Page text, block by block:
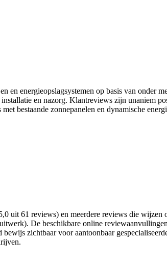
en energieopslagsystemen op basis van onder
en nazorg. Klantreviews zijn unaniem
bestaande zonnepanelen en dynamische
uit 61 reviews) en meerdere reviews die
De beschikbare online
zichtbaar voor aantoonbaar